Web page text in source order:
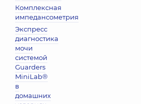
Комплексная
импедансометрия
Экспресс
диагностика
мочи
системой
Guarders
MiniLab®
в
домашних